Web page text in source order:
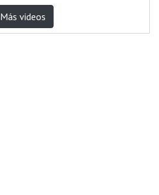
Más videos